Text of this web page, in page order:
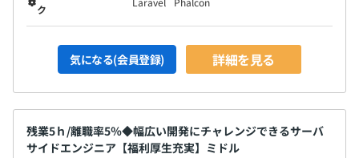
ク
気になる(会員登録) 詳細を見る
残業5ｈ/離職率5％◆幅広い開発にチャレンジできるサーバ
サイドエンジニア【福利厚生充実】ミドル